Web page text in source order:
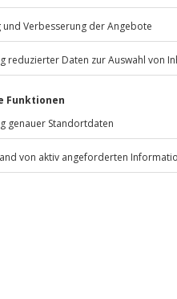
außer an bundesweiten
9-17 Uhr